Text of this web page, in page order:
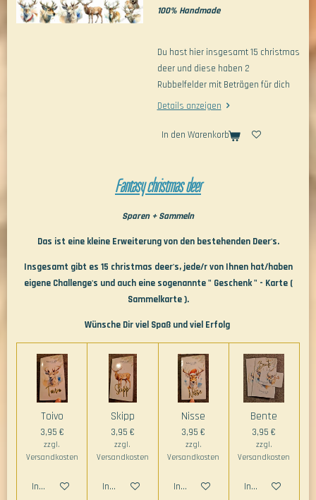
100% Handmade
Du hast hier insgesamt 15 christmas
deer und diese haben 2
Rubbelfelder mit Beträgen für dich
Details anzeigen
In den Warenkorb
Fantasy christmas deer
Sparen + Sammeln
Das ist eine kleine Erweiterung von den bestehenden Deer's.
Insgesamt gibt es 15 christmas deer's, jede/r von Ihnen hat/haben
eigene Challenge's und auch eine sogenannte " Geschenk " - Karte (
Sammelkarte ).
Wünsche Dir viel Spaß und viel Erfolg
Toivo
3,95 €
zzgl.
Versandkosten
In den Warenkorb
Skipp
3,95 €
zzgl.
Versandkosten
In den Warenkorb
Nisse
3,95 €
zzgl.
Versandkosten
In den Warenkorb
Bente
3,95 €
zzgl.
Versandkosten
In den Warenkorb